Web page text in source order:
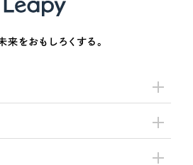
来をおもしろくする。